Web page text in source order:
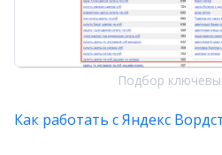
Подбор
Как работать с Яндекс